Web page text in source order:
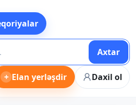
Axtar
+ Elan yerləşdir Daxil ol